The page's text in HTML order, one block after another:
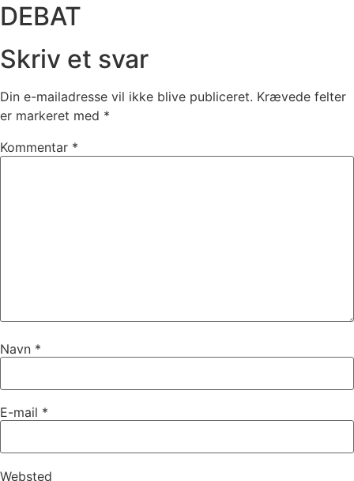
DEBAT
Skriv et svar
Din e-mailadresse vil ikke blive publiceret. Krævede felter
er markeret med *
Kommentar *
Navn *
E-mail *
Websted